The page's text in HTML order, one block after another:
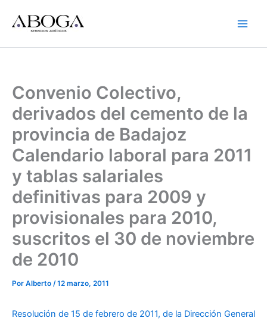
contenido
Convenio Colectivo,
derivados del cemento de la
provincia de Badajoz
Calendario laboral para 2011
y tablas salariales
definitivas para 2009 y
provisionales para 2010,
suscritos el 30 de noviembre
de 2010
Por Alberto /12 marzo, 2011
Resolución de 15 de febrero de 2011, de la Dirección General